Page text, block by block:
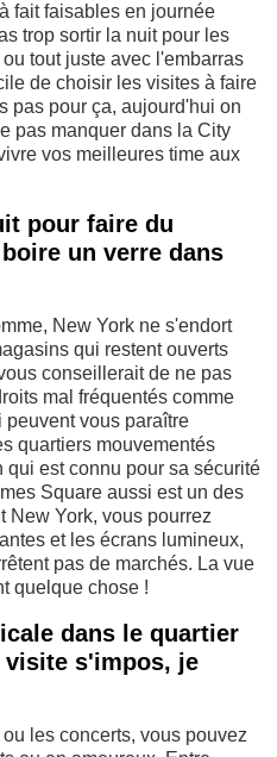
fait faisables en journée
trop sortir la nuit pour les
tout juste avec l'embarras
de choisir les visites à faire
pas pour ça, aujourd'hui on
pas manquer dans la City
vos meilleures time aux
pour faire du
un verre dans
New York ne s'endort
qui restent ouverts
conseillerait de ne pas
mal fréquentés comme
peuvent vous paraître
quartiers mouvementés
est connu pour sa sécurité
Square aussi est un des
New York, vous pourrez
et les écrans lumineux,
pas de marchés. La vue
quelque chose !
dans le quartier
visite s'impos, je
les concerts, vous pouvez